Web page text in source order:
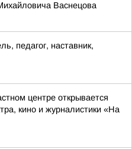
Васнецова
педагог, наставник,
центре открывается
кино и журналистики «На